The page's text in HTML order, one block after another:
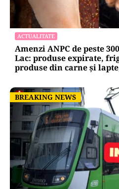
POLITICĂ
Grindeanu acuză PNL și
unora va conduce însă la
ACTUALITATE